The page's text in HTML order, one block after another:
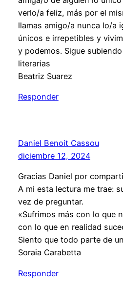
verlo/a feliz, más por el
llamas amigo/a nunca lo/a
únicos e irrepetibles y
y podemos. Sigue
literarias
Beatriz Suarez
Responder
Daniel Benoit Cassou
diciembre 12, 2024
Gracias Daniel por
A mi esta lectura me trae:
vez de preguntar.
«Sufrimos más con lo que
con lo que en realidad
Siento que todo parte de
Soraia Carabetta
Responder